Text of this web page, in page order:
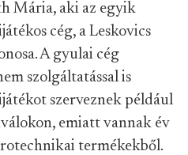
Mária, aki az egyik
cég, a Leskovics
A gyulai cég
szolgáltatással is
szerveznek például
emiatt vannak év
termékekből.